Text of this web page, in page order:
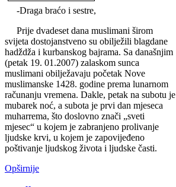
-Draga braćo i sestre,
Prije dvadeset dana muslimani širom
svijeta dostojanstveno su obilježili blagdane
hadždža i kurbanskog bajrama. Sa današnjim
(petak 19. 01.2007) zalaskom sunca
muslimani obilježavaju početak Nove
muslimanske 1428. godine prema lunarnom
računanju vremena. Dakle, petak na subotu je
mubarek noć, a subota je prvi dan mjeseca
muharrema, što doslovno znači „sveti
mjesec“ u kojem je zabranjeno prolivanje
ljudske krvi, u kojem je zapovijeđeno
poštivanje ljudskog života i ljudske časti.
Opširnije